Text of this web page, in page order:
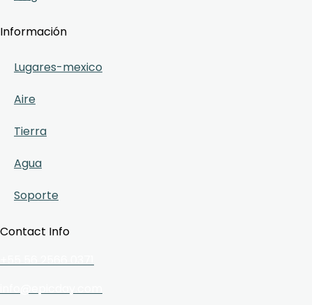
Información
Lugares-mexico
Aire
Tierra
Agua
Soporte
Contact Info